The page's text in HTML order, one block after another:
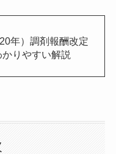
年）調剤報酬改定
りやすい解説